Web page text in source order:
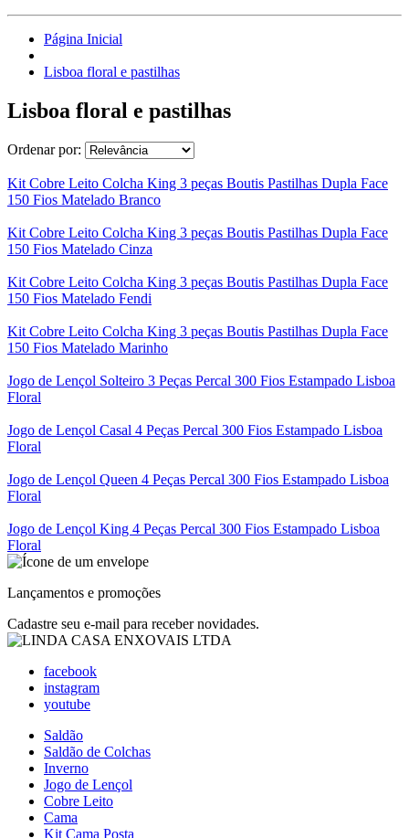
Página Inicial
Lisboa floral e pastilhas
Lisboa floral e pastilhas
Ordenar por:
Kit Cobre Leito Colcha King 3 peças Boutis Pastilhas Dupla Face
150 Fios Matelado Branco
Kit Cobre Leito Colcha King 3 peças Boutis Pastilhas Dupla Face
150 Fios Matelado Cinza
Kit Cobre Leito Colcha King 3 peças Boutis Pastilhas Dupla Face
150 Fios Matelado Fendi
Kit Cobre Leito Colcha King 3 peças Boutis Pastilhas Dupla Face
150 Fios Matelado Marinho
Jogo de Lençol Solteiro 3 Peças Percal 300 Fios Estampado Lisboa
Floral
Jogo de Lençol Casal 4 Peças Percal 300 Fios Estampado Lisboa
Floral
Jogo de Lençol Queen 4 Peças Percal 300 Fios Estampado Lisboa
Floral
Jogo de Lençol King 4 Peças Percal 300 Fios Estampado Lisboa
Floral
Lançamentos e promoções
Cadastre seu e-mail para receber novidades.
facebook
instagram
youtube
Saldão
Saldão de Colchas
Inverno
Jogo de Lençol
Cobre Leito
Cama
Kit Cama Posta